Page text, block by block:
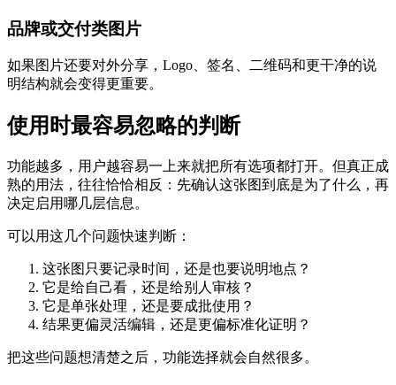
品牌或交付类图片
如果图片还要对外分享，Logo、签名、二维码和更干净的说
明结构就会变得更重要。
使用时最容易忽略的判断
功能越多，用户越容易一上来就把所有选项都打开。但真正成
熟的用法，往往恰恰相反：先确认这张图到底是为了什么，再
决定启用哪几层信息。
可以用这几个问题快速判断：
这张图只要记录时间，还是也要说明地点？
它是给自己看，还是给别人审核？
它是单张处理，还是要成批使用？
结果更偏灵活编辑，还是更偏标准化证明？
把这些问题想清楚之后，功能选择就会自然很多。